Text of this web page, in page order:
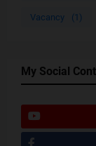
Vacancy (1)
My Social